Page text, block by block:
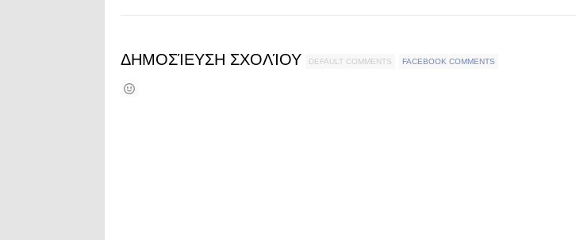
ΔΗΜΟΣΊΕΥΣΗ ΣΧΟΛΊΟΥ DEFAULT COMMENTS FACEBOOK COMMENTS